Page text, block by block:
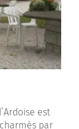
est
par